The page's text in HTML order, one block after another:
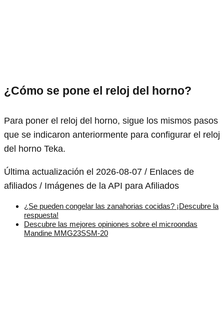
¿Cómo se pone el reloj del horno?
Para poner el reloj del horno, sigue los mismos pasos
que se indicaron anteriormente para configurar el reloj
del horno Teka.
Última actualización el 2026-08-07 / Enlaces de
afiliados / Imágenes de la API para Afiliados
¿Se pueden congelar las zanahorias cocidas? ¡Descubre la
respuesta!
Descubre las mejores opiniones sobre el microondas
Mandine MMG23SSM-20